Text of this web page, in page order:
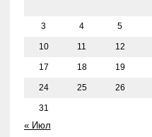
3 4 5
10 11 12
17 18 19
24 25 26
31
« Июл